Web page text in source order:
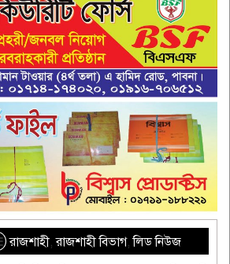
রাজশাহী,রাজশাহী বিভাগ,লিড নিউজ